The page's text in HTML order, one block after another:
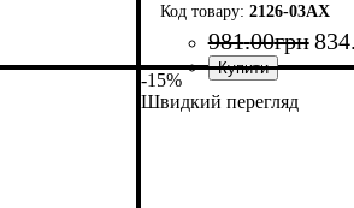
2126-03АХ
981.00грн834.
-15%
Швидкий перегляд